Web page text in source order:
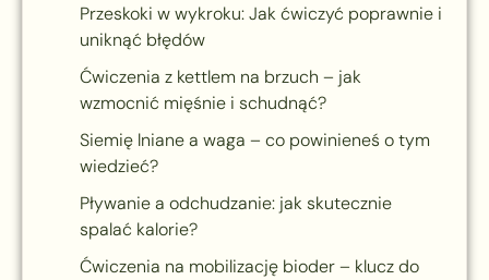
Przeskoki w wykroku: Jak ćwiczyć poprawnie i
uniknąć błędów
Ćwiczenia z kettlem na brzuch – jak
wzmocnić mięśnie i schudnąć?
Siemię lniane a waga – co powinieneś o tym
wiedzieć?
Pływanie a odchudzanie: jak skutecznie
spalać kalorie?
Ćwiczenia na mobilizację bioder – klucz do